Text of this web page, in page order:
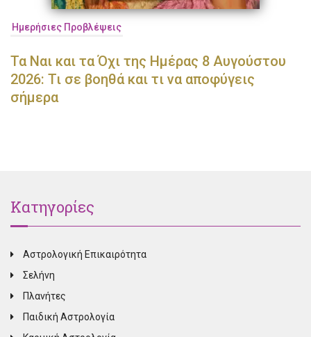
Ημερήσιες Προβλέψεις
Τα Ναι και τα Όχι της Ημέρας 8 Αυγούστου
2026: Τι σε βοηθά και τι να αποφύγεις
σήμερα
Κατηγορίες
Αστρολογική Επικαιρότητα
Σελήνη
Πλανήτες
Παιδική Αστρολογία